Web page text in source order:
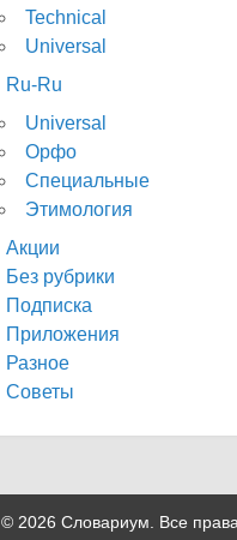
Technical
Universal
Ru-Ru
Universal
Орфо
Специальные
Этимология
Акции
Без рубрики
Подписка
Приложения
Разное
Советы
© 2026 Словариум. Все